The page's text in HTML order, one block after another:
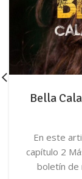
Bella
En este
capítulo 2
boletín de